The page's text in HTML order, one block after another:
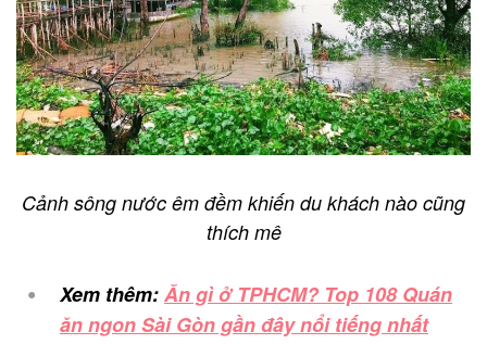
Cảnh sông nước êm đềm khiến du khách nào cũng
thích mê
Xem thêm:Ăn gì ở TPHCM? Top 108 Quán
ăn ngon Sài Gòn gần đây nổi tiếng nhất